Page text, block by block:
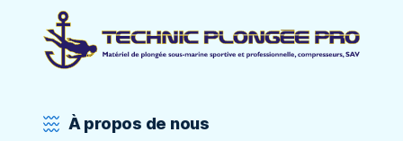
À propos de nous